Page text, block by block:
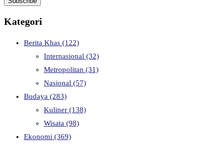
Kategori
Berita Khas (122)
Internasional (32)
Metropolitan (31)
Nasional (57)
Budaya (283)
Kuliner (138)
Wisata (98)
Ekonomi (369)